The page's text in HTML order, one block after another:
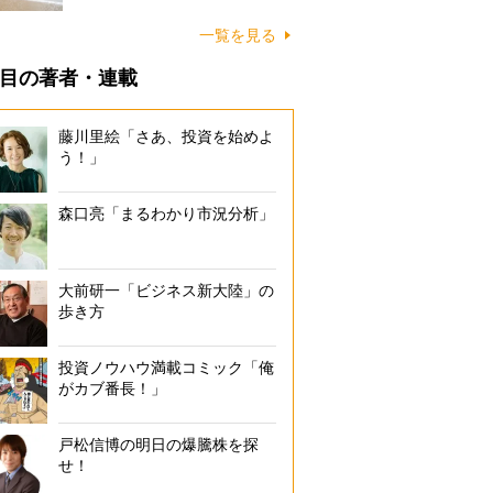
一覧を見る
の著者・連載
藤川里絵「さあ、投資を始めよ
う！」
森口亮「まるわかり市況分析」
大前研一「ビジネス新大陸」の
歩き方
投資ノウハウ満載コミック「俺
がカブ番長！」
戸松信博の明日の爆騰株を探
せ！